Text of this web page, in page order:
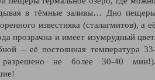
в тёмные заливы… Дно
известняка (сталагмитов), а
прозрачна и имеет изумрудный
– её постоянная температура
не более 30-40